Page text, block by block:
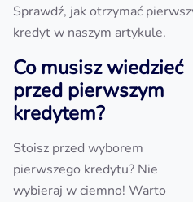
Sprawdź, jak otrzymać
kredyt w naszym artykule.
Co musisz wiedzieć
przed pierwszym
kredytem?
Stoisz przed wyborem
pierwszego kredytu? Nie
wybieraj w ciemno! Warto